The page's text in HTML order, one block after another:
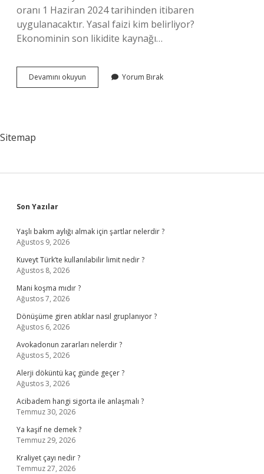
oranı 1 Haziran 2024 tarihinden itibaren
uygulanacaktır. Yasal faizi kim belirliyor?
Ekonominin son likidite kaynağı…
Devamını okuyun
Faiz
Yorum Bırak
Sitemap
Sidebar
Son Yazılar
Yaşlı bakım aylığı almak için şartlar nelerdir ?
Ağustos 9, 2026
Kuveyt Türk’te kullanılabilir limit nedir ?
Ağustos 8, 2026
Mani koşma mıdır ?
Ağustos 7, 2026
Dönüşüme giren atıklar nasıl gruplanıyor ?
Ağustos 6, 2026
Avokadonun zararları nelerdir ?
Ağustos 5, 2026
Alerji döküntü kaç günde geçer ?
Ağustos 3, 2026
Acibadem hangi sigorta ile anlaşmalı ?
Temmuz 30, 2026
Ya kaşif ne demek ?
Temmuz 29, 2026
Kraliyet çayı nedir ?
Temmuz 27, 2026